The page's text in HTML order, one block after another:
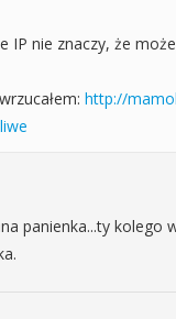
IP nie znaczy, że
http://
panienka...ty kolego